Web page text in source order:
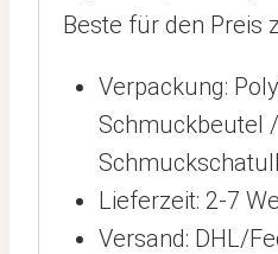
Beste für den Preis
Verpackung:
Schmuckbeutel /
Lieferzeit: 2-7
Versand: DHL/